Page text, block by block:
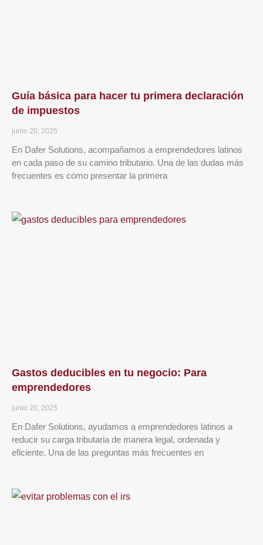
Guía básica para hacer tu primera declaración
de impuestos
junio 20, 2025
En Dafer Solutions, acompañamos a emprendedores latinos
en cada paso de su camino tributario. Una de las dudas más
frecuentes es cómo presentar la primera
Gastos deducibles en tu negocio: Para
emprendedores
junio 20, 2025
En Dafer Solutions, ayudamos a emprendedores latinos a
reducir su carga tributaria de manera legal, ordenada y
eficiente. Una de las preguntas más frecuentes en